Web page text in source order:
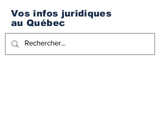
Vos infos juridiques
au Québec